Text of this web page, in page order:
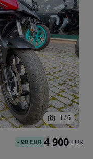
1 / 6
-90 EUR 4 900 EUR